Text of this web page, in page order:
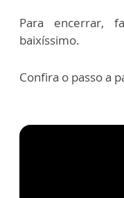
Para encerrar,
baixíssimo.
Confira o passo a